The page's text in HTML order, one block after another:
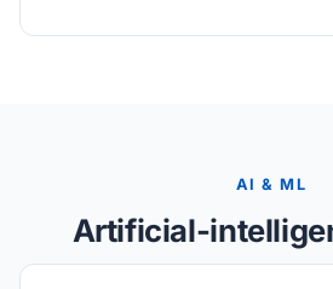
AI & ML
Artificial-